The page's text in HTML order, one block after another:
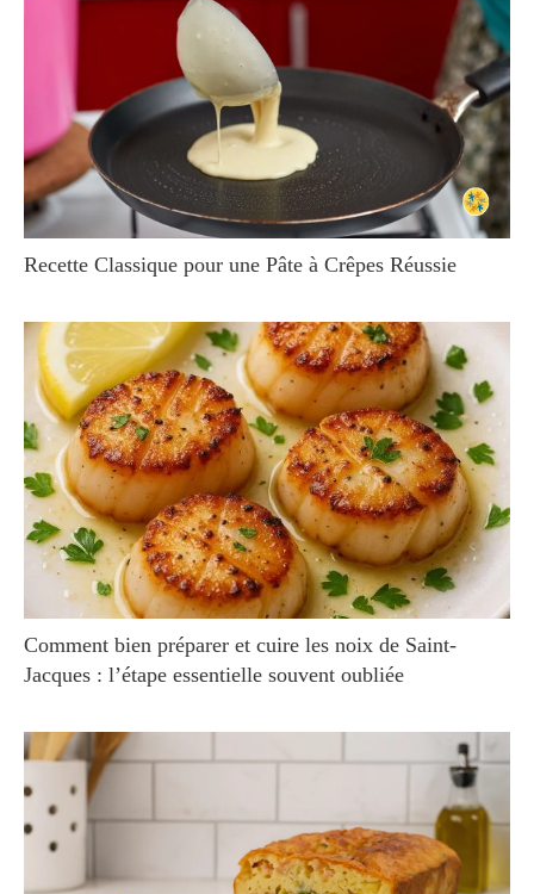
Recette Classique pour une Pâte à Crêpes Réussie
Comment bien préparer et cuire les noix de Saint-
Jacques : l’étape essentielle souvent oubliée